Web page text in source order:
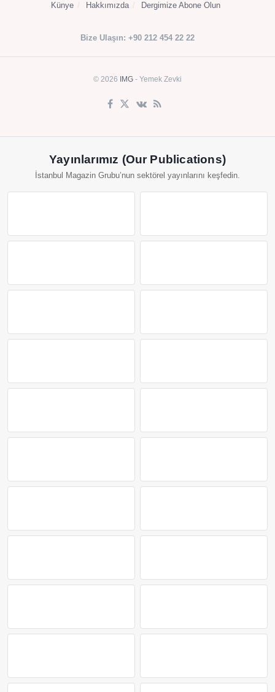
Künye Hakkımızda Dergimize Abone Olun
Bize Ulaşın: +90 212 454 22 22
© 2026 IMG - Yemek Zevki
Yayınlarımız (Our Publications)
İstanbul Magazin Grubu’nun sektörel yayınlarını keşfedin.